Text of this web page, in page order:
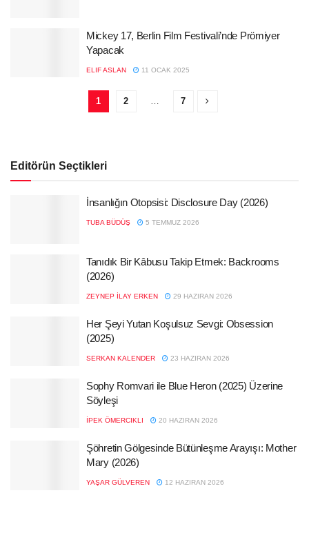
Mickey 17, Berlin Film Festivali’nde Prömiyer
Yapacak
ELIF ASLAN 11 OCAK 2025
1 2 7
Editörün Seçtikleri
İnsanlığın Otopsisi: Disclosure Day (2026)
TUBA BÜDÜŞ 5 TEMMUZ 2026
Tanıdık Bir Kâbusu Takip Etmek: Backrooms
(2026)
ZEYNEP İLAY ERKEN 29 HAZIRAN 2026
Her Şeyi Yutan Koşulsuz Sevgi: Obsession
(2025)
SERKAN KALENDER 23 HAZIRAN 2026
Sophy Romvari ile Blue Heron (2025) Üzerine
Söyleşi
İPEK ÖMERCIKLI 20 HAZIRAN 2026
Şöhretin Gölgesinde Bütünleşme Arayışı: Mother
Mary (2026)
YAŞAR GÜLVEREN 12 HAZIRAN 2026